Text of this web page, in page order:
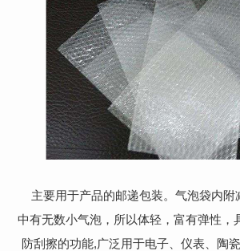
主要用于产品的邮递包装。气泡袋内附
中有无数小气泡，所以体轻，富有弹性，
防刮擦的功能,广泛用于电子、仪表、陶